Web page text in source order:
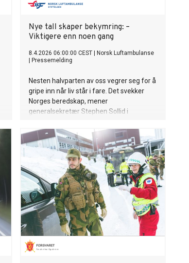
Nye tall skaper bekymring: –
Viktigere enn noen gang
8.4.2026 06:00:00 CEST
Norsk Luftambulanse
Pressemelding
Nesten halvparten av oss vegrer seg for å
gripe inn når liv står i fare. Det svekker
Norges beredskap, mener
generalsekretær Stephen Sollid i